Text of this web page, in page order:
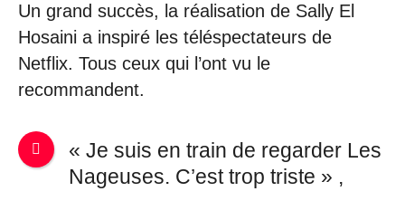
Un grand succès, la réalisation de Sally El
Hosaini a inspiré les téléspectateurs de
Netflix. Tous ceux qui l’ont vu le
recommandent.
« Je suis en train de regarder Les
Nageuses. C’est trop triste » ,